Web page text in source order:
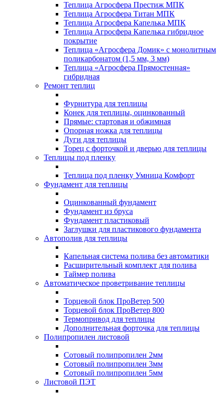
Теплица Агросфера Престиж МПК
Теплица Агросфера Титан МПК
Теплица Агросфера Капелька МПК
Теплица Агросфера Капелька гибридное
покрытие
Теплица «Агросфера Домик» с монолитным
поликарбонатом (1,5 мм, 3 мм)
Теплица «Агросфера Прямостенная»
гибридная
Ремонт теплиц
Фурнитура для теплицы
Конек для теплицы, оцинкованный
Прямые: стартовая и обжимная
Опорная ножка для теплицы
Дуги для теплицы
Торец с форточкой и дверью для теплицы
Теплицы под пленку
Теплица под пленку Умница Комфорт
Фундамент для теплицы
Оцинкованный фундамент
Фундамент из бруса
Фундамент пластиковый
Заглушки для пластикового фундамента
Автополив для теплицы
Капельная система полива без автоматики
Расширительный комплект для полива
Таймер полива
Автоматическое проветривание теплицы
Торцевой блок ПроВетер 500
Торцевой блок ПроВетер 800
Термопривод для теплицы
Дополнительная форточка для теплицы
Полипропилен листовой
Сотовый полипропилен 2мм
Сотовый полипропилен 3мм
Сотовый полипропилен 5мм
Листовой ПЭТ